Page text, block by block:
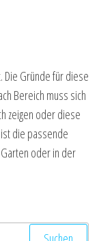
Gründe für diese
Bereich muss sich
zeigen oder diese
die passende
oder in der